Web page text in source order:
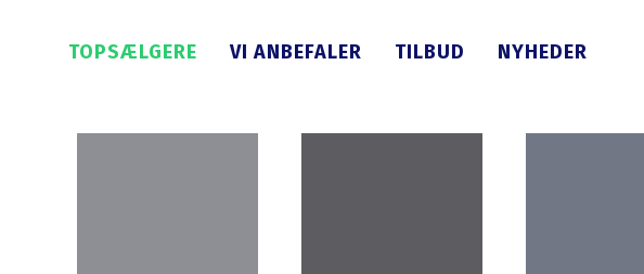
TOPSÆLGERE VI ANBEFALER TILBUD NYHEDER